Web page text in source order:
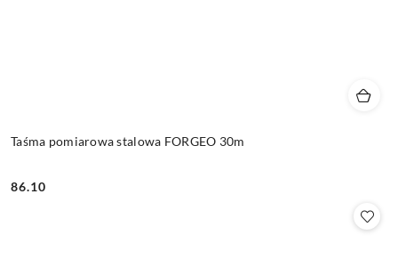
Taśma pomiarowa stalowa FORGEO 30m
Cena:
86.10